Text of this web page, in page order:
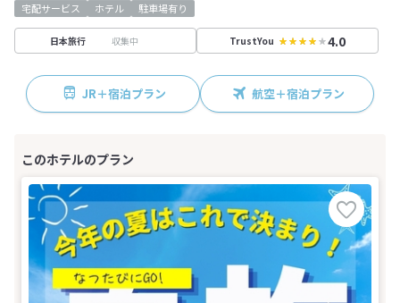
宅配サービス ホテル 駐車場有り
日本旅行 収集中 TrustYou 4.0
JR＋宿泊プラン 航空＋宿泊プラン